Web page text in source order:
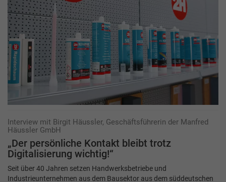
Interview mit Birgit Häussler, Geschäftsführerin der Manfred
Häussler GmbH
„Der persönliche Kontakt bleibt trotz
Digitalisierung wichtig!“
Seit über 40 Jahren setzen Handwerksbetriebe und
Industrieunternehmen aus dem Bausektor aus dem süddeutschen